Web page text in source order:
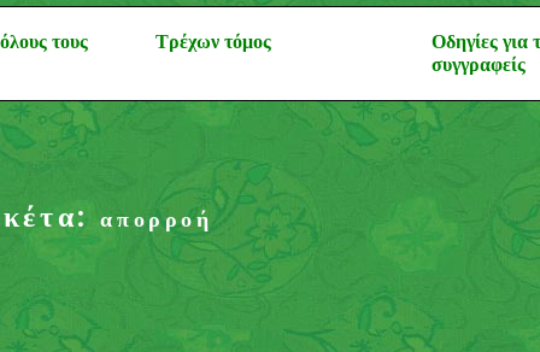
τους
Τρέχων τόμος
Οδηγίες για
συγγραφείς
απορροή